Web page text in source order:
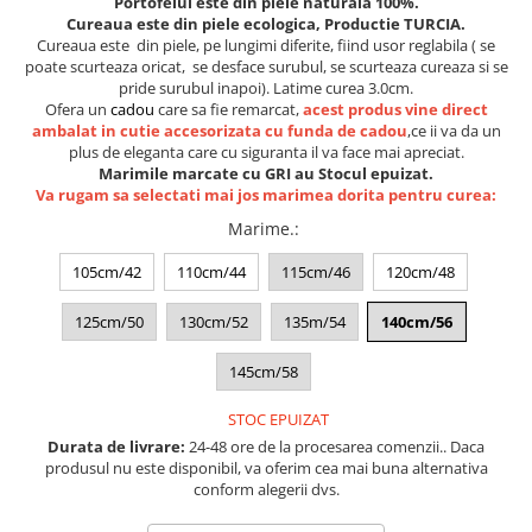
Lenjerii de pat pentru copii
Cadouri Cuplu
Fashion
Pijamale de CRACIUN
Pijamale de dama
Pijamale de barbati
Halate si capoate
WINTER Collection
Halate si pijamale Family
Incaltaminte
Pijamale BIG SIZE femei
Cadouri ocazii speciale
Cureaua este din piele ecologica, Productie TURCIA.
Cureaua este din piele, pe lungimi diferite, fiind usor reglabila ( se
poate scurteaza oricat, se desface surubul, se scurteaza cureaza si se
pride surubul inapoi). Latime curea 3.0cm.
Ofera un cadou care sa fie remarcat,acest produs vine direct
ambalat in cutie accesorizata cu funda de cadou,ce ii va da un
plus de eleganta care cu siguranta il va face mai apreciat.
Marimile marcate cu GRI au Stocul epuizat.
Va rugam sa selectati mai jos marimea dorita pentru curea:
Marime.:
105cm/42 110cm/44 115cm/46 120cm/48
125cm/50 130cm/52 135m/54 140cm/56
145cm/58
STOC EPUIZAT
Durata de livrare: 24-48 ore de la procesarea comenzii.. Daca
produsul nu este disponibil, va oferim cea mai buna alternativa
conform alegerii dvs.